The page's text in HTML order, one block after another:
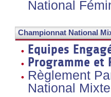
National
Championnat National
Equipes
Programme et
Règlement
National